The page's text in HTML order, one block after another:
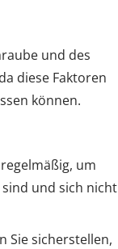
und des
diese Faktoren
können.
um
und sich nicht
Sie sicherstellen,